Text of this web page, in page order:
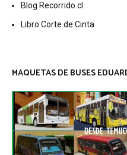
Blog Recorrido.cl
Libro Corte de Cinta
MAQUETAS DE BUSES